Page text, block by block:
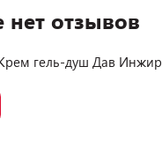
нет отзывов
гель-душ Дав Инжир